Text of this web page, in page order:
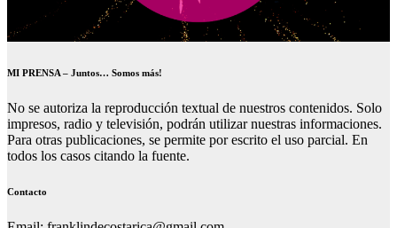
MI PRENSA – Juntos… Somos más!
No se autoriza la reproducción textual de nuestros contenidos. Solo
impresos, radio y televisión, podrán utilizar nuestras informaciones.
Para otras publicaciones, se permite por escrito el uso parcial. En
todos los casos citando la fuente.
Contacto